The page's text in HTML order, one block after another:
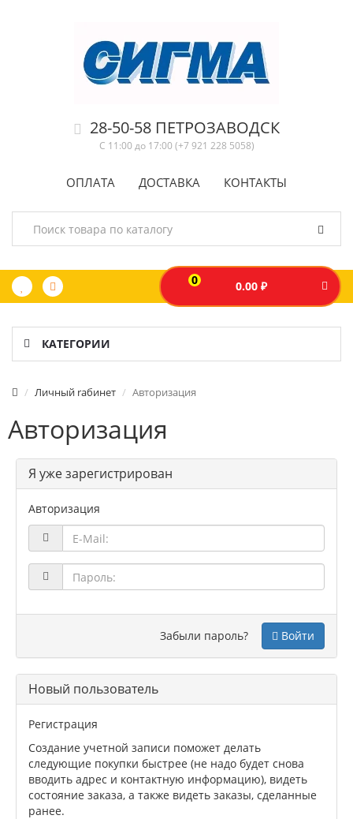
28-50-58 ПЕТРОЗАВОДСК
С 11:00 до 17:00 (+7 921 228 5058)
ОПЛАТА ДОСТАВКА КОНТАКТЫ
0 0.00 ₽
КАТЕГОРИИ
Личный rабинет Авторизация
Авторизация
Я уже зарегистрирован
Авторизация
Забыли пароль? Войти
Новый пользователь
Регистрация
Создание учетной записи поможет делать
следующие покупки быстрее (не надо будет снова
вводить адрес и контактную информацию), видеть
состояние заказа, а также видеть заказы, сделанные
ранее.